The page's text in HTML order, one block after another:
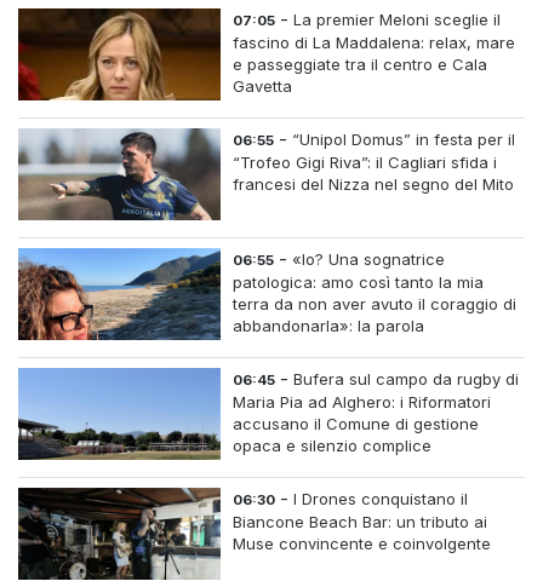
07:05 -La premier Meloni sceglie il
fascino di La Maddalena: relax, mare
e passeggiate tra il centro e Cala
Gavetta
06:55 - “Unipol Domus” in festa per il
“Trofeo Gigi Riva”: il Cagliari sfida i
francesi del Nizza nel segno del Mito
06:55 - «Io? Una sognatrice
patologica: amo così tanto la mia
terra da non aver avuto il coraggio di
abbandonarla»: la parola
06:45 -Bufera sul campo da rugby di
Maria Pia ad Alghero: i Riformatori
accusano il Comune di gestione
opaca e silenzio complice
06:30 -I Drones conquistano il
Biancone Beach Bar: un tributo ai
Muse convincente e coinvolgente